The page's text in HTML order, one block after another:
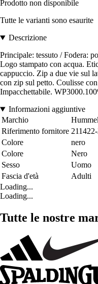
Prodotto non disponibile
Tutte le varianti sono esaurite
Descrizione
Principale: tessuto / Fodera:
Logo stampato con acqua.
cappuccio. Zip a due vie sul
con zip sul petto. Coulisse
Impacchettabile.
Informazioni aggiuntive
Marchio
Hummel
Riferimento fornitore
Colore
nero
Colore
Nero
Sesso
Uomo
Fascia d'età
Adulti
Loading...
Loading...
Tutte le nostre